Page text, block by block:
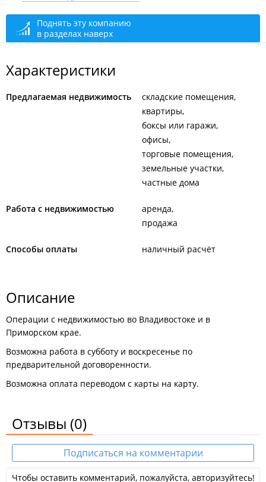
По предварительному звонку
Поднять эту компанию
в разделах наверх
Характеристики
Предлагаемая недвижимость
складские помещения
квартиры
боксы или гаражи
офисы
торговые помещения
земельные участки
частные дома
Работа с недвижимостью
аренда
продажа
Способы оплаты наличный расчёт
Описание
Операции с недвижимостью во Владивостоке и в
Приморском крае.
Возможна работа в субботу и воскресенье по
предварительной договоренности.
Возможна оплата переводом с карты на карту.
Отзывы (0)
Подписаться на комментарии
Чтобы оставить комментарий, пожалуйста, авторизуйтесь!